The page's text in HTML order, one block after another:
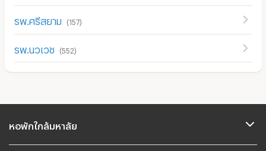
รพ.ศรีสยาม (157)
รพ.นวเวช (552)
หอพักใกล้มหาลัย